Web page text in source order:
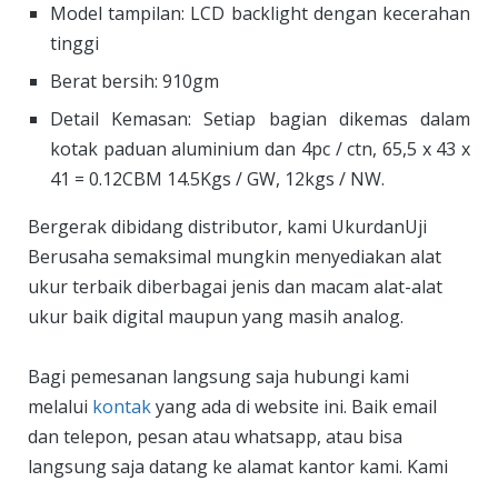
Model tampilan: LCD backlight dengan kecerahan
tinggi
Berat bersih: 910gm
Detail Kemasan: Setiap bagian dikemas dalam
kotak paduan aluminium dan 4pc / ctn, 65,5 x 43 x
41 = 0.12CBM 14.5Kgs / GW, 12kgs / NW.
Bergerak dibidang distributor, kami UkurdanUji
Berusaha semaksimal mungkin menyediakan alat
ukur terbaik diberbagai jenis dan macam alat-alat
ukur baik digital maupun yang masih analog.
Bagi pemesanan langsung saja hubungi kami
melalui kontakyang ada di website ini. Baik email
dan telepon, pesan atau whatsapp, atau bisa
langsung saja datang ke alamat kantor kami. Kami